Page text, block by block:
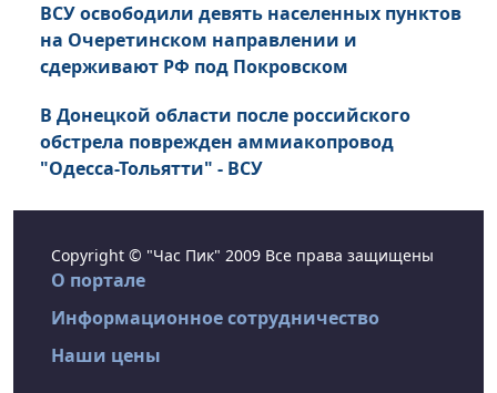
ВСУ освободили девять населенных пунктов
на Очеретинском направлении и
сдерживают РФ под Покровском
В Донецкой области после российского
обстрела поврежден аммиакопровод
"Одесса-Тольятти" - ВСУ
Copyright © "Час Пик" 2009 Все права защищены
О портале
Информационное сотрудничество
Наши цены